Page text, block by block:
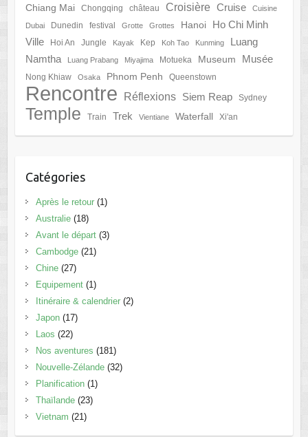
Chiang Mai Chongqing château Croisière Cruise Cuisine
Dubai Dunedin festival Grotte Grottes Hanoi
Ho Chi Minh
Ville
Hoi An Jungle Kayak Kep Koh Tao Kunming
Luang
Namtha
Luang Prabang Miyajima Motueka Museum Musée
Nong Khiaw Osaka Phnom Penh Queenstown
Rencontre Réflexions Siem Reap Sydney
Temple Train Trek Vientiane Waterfall Xi'an
Catégories
Après le retour(1)
Australie(18)
Avant le départ(3)
Cambodge(21)
Chine(27)
Equipement(1)
Itinéraire & calendrier(2)
Japon(17)
Laos (22)
Nos aventures (181)
Nouvelle-Zélande(32)
Planification(1)
Thaïlande(23)
Vietnam (21)